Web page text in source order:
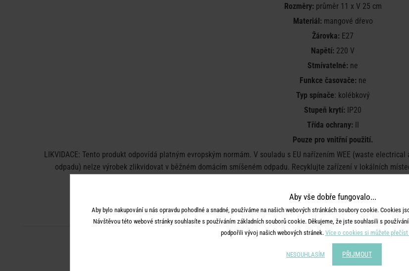
Rozměry:průměr 11 x V 25 cm
Materiál:mangové dřevo
Žárovka: E27
Napětí: 220 V
Stmívatelné: ne
Funkce časovače: ne
Typ spínače: kolébkový
Stupeň krytí: IP20
Třída ochrany:II
Pouze pro vnitřní použití.
LIKVIDACE: Tento produkt odpovídá platným evropským normám. V souladu s EU nařízením WEE (waste
odpadu) nelze výrobek zlikvidovat v běžném domácím smíšeném odpadu. Recyklujte zařízení v lokálních
SDÍLEJTE S PŘÁTELI
Aby vše dobře fungovalo...
Aby bylo nakupování u nás opravdu pohodlné a snadné, používáme na našich webových stránkách soubory cookie. Cookies
Návštěvou této webové stránky souhlasíte s používáním základních souborů cookie. Děkujeme, že jste souhlasili s
podpořili vývoj našich webových stránek. Více o cookies si můžete
NESOUHLASÍM PŘIJMOUT